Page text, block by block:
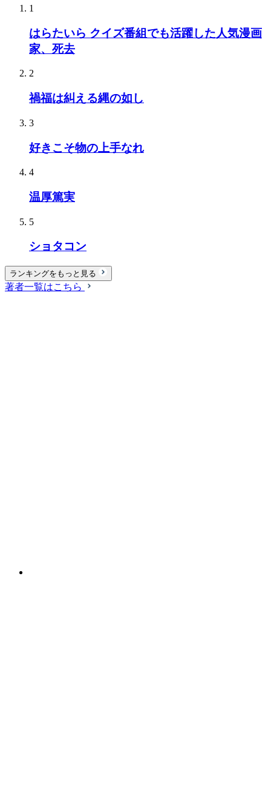
1
はらたいら クイズ番組でも活躍した人気漫画
家、死去
2
禍福は糾える縄の如し
3
好きこそ物の上手なれ
4
温厚篤実
5
ショタコン
ランキングをもっと見る
著者一覧はこちら